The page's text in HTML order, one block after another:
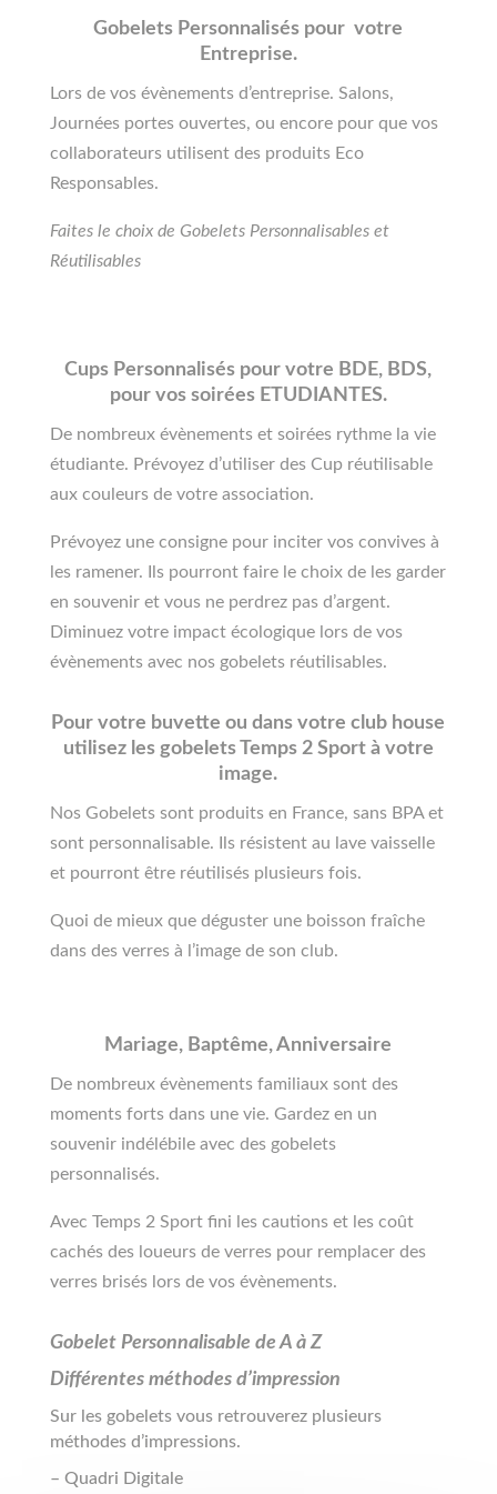
Gobelets Personnalisés pour votre
Entreprise.
Lors de vos évènements d’entreprise. Salons,
Journées portes ouvertes, ou encore pour que vos
collaborateurs utilisent des produits Eco
Responsables.
Faites le choix de Gobelets Personnalisables et
Réutilisables
Cups Personnalisés pour votre BDE, BDS,
pour vos soirées ETUDIANTES.
De nombreux évènements et soirées rythme la vie
étudiante. Prévoyez d’utiliser des Cup réutilisable
aux couleurs de votre association.
Prévoyez une consigne pour inciter vos convives à
les ramener. Ils pourront faire le choix de les garder
en souvenir et vous ne perdrez pas d’argent.
Diminuez votre impact écologique lors de vos
évènements avec nos gobelets réutilisables.
Pour votre buvette ou dans votre club house
utilisez les gobelets Temps 2 Sport à votre
image.
Nos Gobelets sont produits en France, sans BPA et
sont personnalisable. Ils résistent au lave vaisselle
et pourront être réutilisés plusieurs fois.
Quoi de mieux que déguster une boisson fraîche
dans des verres à l’image de son club.
Mariage, Baptême, Anniversaire
De nombreux évènements familiaux sont des
moments forts dans une vie. Gardez en un
souvenir indélébile avec des gobelets
personnalisés.
Avec Temps 2 Sport fini les cautions et les coût
cachés des loueurs de verres pour remplacer des
verres brisés lors de vos évènements.
Gobelet Personnalisable de A à Z
Différentes méthodes d’impression
Sur les gobelets vous retrouverez plusieurs
méthodes d’impressions.
– Quadri Digitale